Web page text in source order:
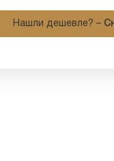
Нашли дешевле? –